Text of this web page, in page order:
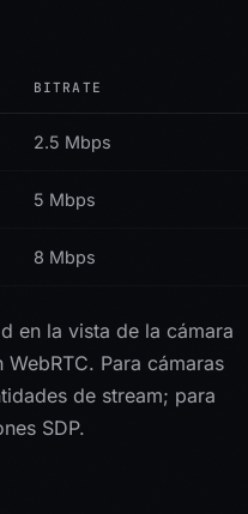
BITRATE
2.5 Mbps
5 Mbps
8 Mbps
en la vista de la cámara
Para cámaras
de stream; para
SDP.